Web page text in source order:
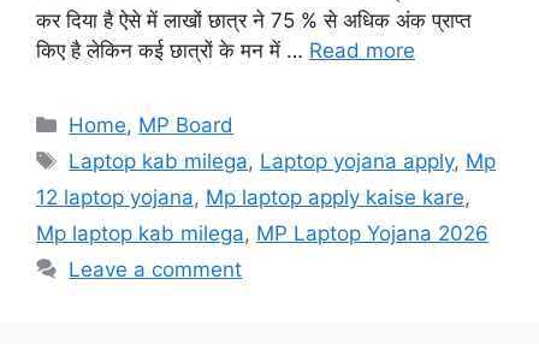
कर दिया है ऐसे में लाखों छात्र ने 75 % से अधिक अंक प्राप्त
किए है लेकिन कई छात्रों के मन में … Read more
Categories
Home, MP Board
Tags
Laptop kab milega, Laptop yojana apply, Mp
12 laptop yojana, Mp laptop apply kaise kare,
Mp laptop kab milega, MP Laptop Yojana 2026
Leave a comment